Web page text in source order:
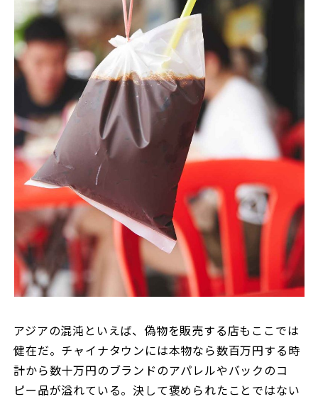
アジアの混沌といえば、偽物を販売する店もここでは
健在だ。チャイナタウンには本物なら数百万円する時
計から数十万円のブランドのアパレルやバックのコ
ピー品が溢れている。決して褒められたことではない